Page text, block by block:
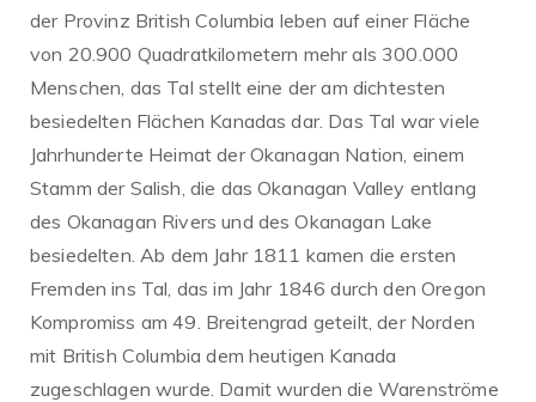
der Provinz British Columbia leben auf einer Fläche
von 20.900 Quadratkilometern mehr als 300.000
Menschen, das Tal stellt eine der am dichtesten
besiedelten Flächen Kanadas dar. Das Tal war viele
Jahrhunderte Heimat der Okanagan Nation, einem
Stamm der Salish, die das Okanagan Valley entlang
des Okanagan Rivers und des Okanagan Lake
besiedelten. Ab dem Jahr 1811 kamen die ersten
Fremden ins Tal, das im Jahr 1846 durch den Oregon
Kompromiss am 49. Breitengrad geteilt, der Norden
mit British Columbia dem heutigen Kanada
zugeschlagen wurde. Damit wurden die Warenströme